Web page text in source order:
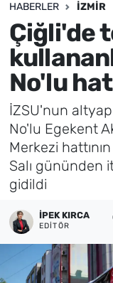
HABERLER İZMIR
Çiğli'de
No'lu
İZSU'nun
No'lu Egekent
Merkezi
Salı gününden
gidildi
İPEK KIRCA
EDITÖR
Asayiş /
Spor
Magazin
Foto Galeri
Künye
İletişim